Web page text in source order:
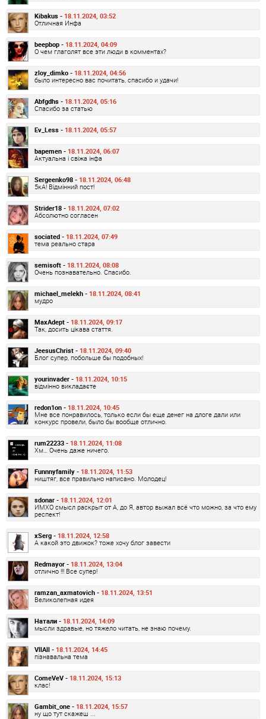
Kibakus - 18.11.2024, 03:52
Отличная Инфа
beepbop - 18.11.2024, 04:09
О чем глаголят все эти люди в комментах?
zloy_dimko - 18.11.2024, 04:56
было интересно вас почитать, спасибо и удачи!
Abfgdhs - 18.11.2024, 05:16
Спасибо за статью
Ev_Less - 18.11.2024, 05:57
bapemen - 18.11.2024, 06:07
Актуальна і свіжа інфа
Sergeenko98 - 18.11.2024, 06:48
5кА! Відмінний пост!
Strider18 - 18.11.2024, 07:02
Абсолютно согласен
sociated - 18.11.2024, 07:49
тема реально стара
semisoft - 18.11.2024, 08:08
Очень познавательно. Спасибо.
michael_melekh - 18.11.2024, 08:41
мудро
MaxAdept - 18.11.2024, 09:17
Так, досить цікава стаття.
JeesusChrist - 18.11.2024, 09:40
Блог супер, побольше бы подобных!
yourinvader - 18.11.2024, 10:15
відмінно викладаєте
redon1on - 18.11.2024, 10:45
Мне все понравилось, только если бы еще денег на длоге дали или
конкурс провели, было бы вообще отлично.
rum22233 - 18.11.2024, 11:08
Хм… Очень даже ничего.
Funnnyfamily - 18.11.2024, 11:53
ништяг, все правильно написано. Молодец!
sdonar - 18.11.2024, 12:01
ИМХО смысл раскрыт от А, до Я, автор выжал всё что можно, за что ему
респект!
xSerg - 18.11.2024, 12:58
А какой это движок? тоже хочу блог завести
Redmayor - 18.11.2024, 13:04
отлично !!! Все супер!
ramzan_axmatovich - 18.11.2024, 13:51
Великолепная идея
Натали - 18.11.2024, 14:09
мысли здравые, но тяжело читать, не знаю почему.
VllAll - 18.11.2024, 14:45
пізнавальна тема
ComeVeV - 18.11.2024, 15:13
клас!
Gambit_one - 18.11.2024, 15:57
ну що тут скажеш ...